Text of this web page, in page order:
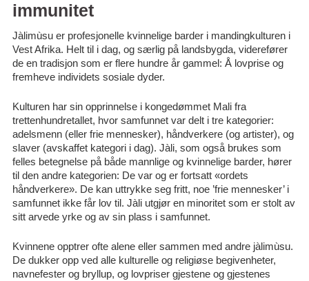
immunitet
Jàlimùsu er profesjonelle kvinnelige barderi mandingkulturen i
Vest Afrika. Helt til i dag, og særlig på landsbygda, viderefører
de en tradisjon som er flere hundre år gammel: Å lovprise og
fremheve individets sosiale dyder.
Kulturen har sin opprinnelse i kongedømmet Mali fra
trettenhundretallet, hvor samfunnet var delt i tre kategorier:
adelsmenn (eller frie mennesker), håndverkere (og artister), og
slaver (avskaffet kategori i dag). Jàli, som også brukes som
felles betegnelse på både mannlige og kvinnelige barder, hører
til den andre kategorien: De var og er fortsatt «ordets
håndverkere». De kan uttrykke seg fritt, noe ’frie mennesker’ i
samfunnet ikke får lov til. Jàli utgjør en minoritet som er stolt av
sitt arvede yrke og av sin plass i samfunnet.
Kvinnene opptrer ofte alene eller sammen med andre jàlimùsu.
De dukker opp ved alle kulturelle og religiøse begivenheter,
navnefester og bryllup, og lovpriser gjestene og gjestenes